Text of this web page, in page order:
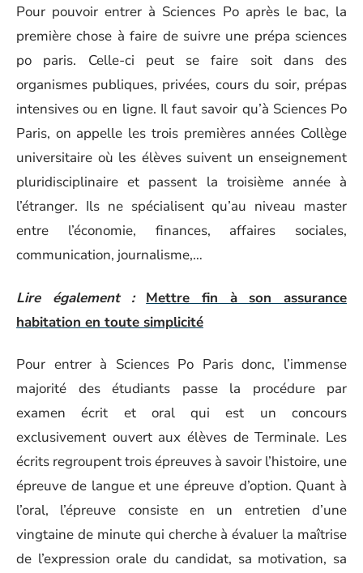
Pour pouvoir entrer à Sciences Po après le bac, la
première chose à faire de suivre une prépa sciences
po paris. Celle-ci peut se faire soit dans des
organismes publiques, privées, cours du soir, prépas
intensives ou en ligne. Il faut savoir qu’à Sciences Po
Paris, on appelle les trois premières années Collège
universitaire où les élèves suivent un enseignement
pluridisciplinaire et passent la troisième année à
l’étranger. Ils ne spécialisent qu’au niveau master
entre l’économie, finances, affaires sociales,
communication, journalisme,…
Lire également :
Mettre fin à son assurance
habitation en toute simplicité
Pour entrer à Sciences Po Paris donc, l’immense
majorité des étudiants passe la procédure par
examen écrit et oral qui est un concours
exclusivement ouvert aux élèves de Terminale. Les
écrits regroupent trois épreuves à savoir l’histoire, une
épreuve de langue et une épreuve d’option. Quant à
l’oral, l’épreuve consiste en un entretien d’une
vingtaine de minute qui cherche à évaluer la maîtrise
de l’expression orale du candidat, sa motivation, sa